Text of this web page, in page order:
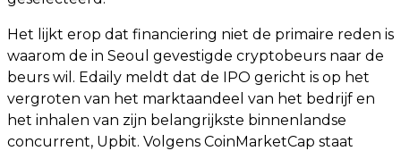
Het lijkt erop dat financiering niet de primaire reden is
waarom de in Seoul gevestigde cryptobeurs naar de
beurs wil. Edaily meldt dat de IPO gericht is op het
vergroten van het marktaandeel van het bedrijf en
het inhalen van zijn belangrijkste binnenlandse
concurrent, Upbit. Volgens CoinMarketCap staat